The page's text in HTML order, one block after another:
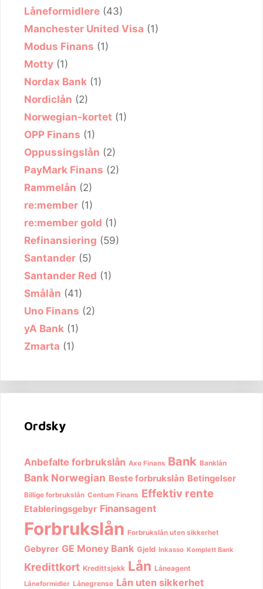
Låneformidlere (43)
Manchester United Visa (1)
Modus Finans (1)
Motty (1)
Nordax Bank (1)
Nordiclån (2)
Norwegian-kortet (1)
OPP Finans (1)
Oppussingslån (2)
PayMark Finans (2)
Rammelån (2)
re:member (1)
re:member gold (1)
Refinansiering (59)
Santander (5)
Santander Red (1)
Smålån (41)
Uno Finans (2)
yA Bank (1)
Zmarta (1)
Ordsky
Anbefalte forbrukslån Axo Finans Bank Banklån
Bank Norwegian Beste forbrukslån Betingelser
Billige forbrukslån Centum Finans Effektiv rente
Etableringsgebyr Finansagent
Forbrukslån Forbrukslån uten sikkerhet
Gebyrer GE Money Bank Gjeld Inkasso Komplett Bank
Kredittkort Kredittsjekk Lån Låneagent
Låneformidler Lånegrense Lån uten sikkerhet